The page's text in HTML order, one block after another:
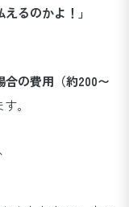
るのかよ！」
の費用（約200〜
。